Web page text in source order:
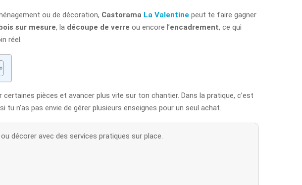
ou de décoration, Castorama La Valentine peut te faire gagner
sur mesure, la découpe de verre ou encore l’encadrement, ce qui
réel.
pièces et avancer plus vite sur ton chantier. Dans la pratique, c’est
n’as pas envie de gérer plusieurs enseignes pour un seul achat.
décorer avec des services pratiques sur place.